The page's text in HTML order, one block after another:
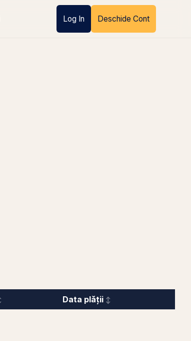
Log In Deschide Cont
Data plății